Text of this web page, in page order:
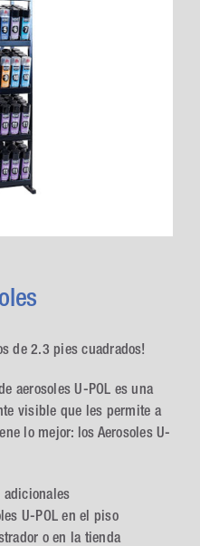
de 2.3 pies cuadrados!
aerosoles U-POL es una
visible que les permite a
lo mejor: los Aerosoles U-
adicionales
U-POL en el piso
o en la tienda